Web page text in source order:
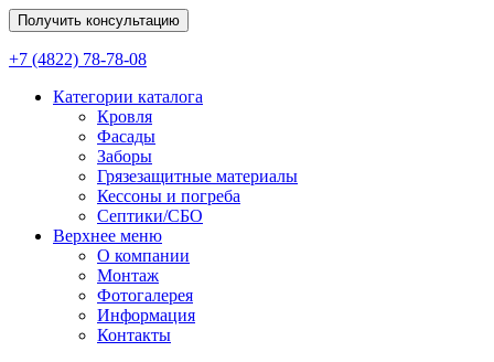
Получить консультацию
+7 (4822) 78-78-08
Категории каталога
Кровля
Фасады
Заборы
Грязезащитные материалы
Кессоны и погреба
Септики/СБО
Верхнее меню
О компании
Монтаж
Фотогалерея
Информация
Контакты